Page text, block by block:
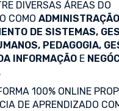
DIVERSAS ÁREAS DO
COMO
DE SISTEMAS,
PEDAGOGIA,
INFORMAÇÃO E
.
100% ONLINE
DE APRENDIZADO